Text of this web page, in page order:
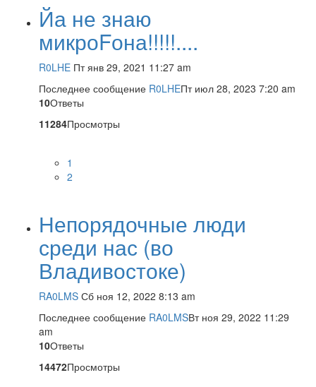
Йа не знаю
микроFона!!!!!....
R0LHE Пт янв 29, 2021 11:27 am
Последнее сообщение R0LHEПт июл 28, 2023 7:20 am
10Ответы
11284Просмотры
1
2
Непорядочные люди
среди нас (во
Владивостоке)
RA0LMS Сб ноя 12, 2022 8:13 am
Последнее сообщение RA0LMSВт ноя 29, 2022 11:29
am
10Ответы
14472Просмотры